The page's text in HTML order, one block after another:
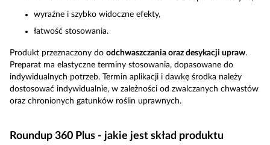
wyraźne i szybko widoczne efekty,
łatwość stosowania.
Produkt przeznaczony do odchwaszczania oraz desykacji upraw.
Preparat ma elastyczne terminy stosowania, dopasowane do
indywidualnych potrzeb. Termin aplikacji i dawkę środka należy
dostosować indywidualnie, w zależności od zwalczanych chwastów
oraz chronionych gatunków roślin uprawnych.
Roundup 360 Plus - jakie jest skład produktu